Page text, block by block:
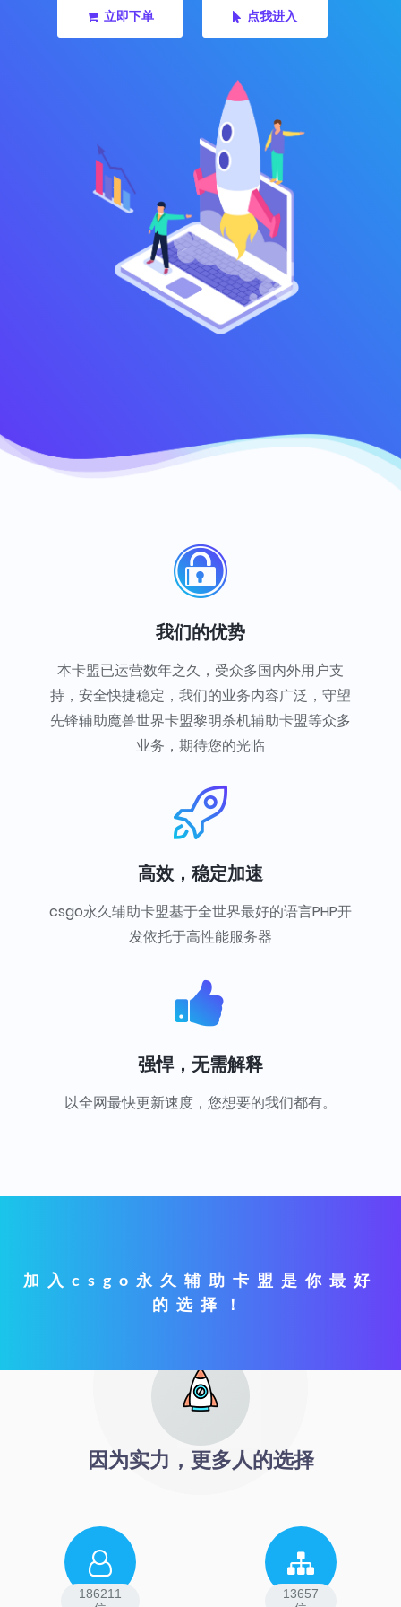
立即下单 点我进入
我们的优势
本卡盟已运营数年之久，受众多国内外用户支
持，安全快捷稳定，我们的业务内容广泛，守望
先锋辅助魔兽世界卡盟黎明杀机辅助卡盟等众多
业务，期待您的光临
高效，稳定加速
csgo永久辅助卡盟基于全世界最好的语言PHP开
发依托于高性能服务器
强悍，无需解释
以全网最快更新速度，您想要的我们都有。
加入csgo永久辅助卡盟是你最好
的选择！
因为实力，更多人的选择
186211
13657